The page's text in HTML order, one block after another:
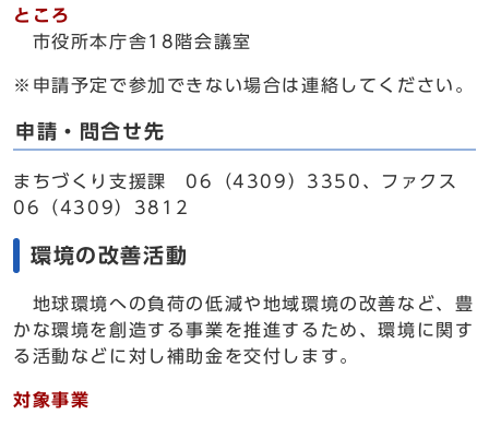
ところ
市役所本庁舎18階会議室
※申請予定で参加できない場合は連絡してください。
申請・問合せ先
まちづくり支援課 06（4309）3350、ファクス
06（4309）3812
環境の改善活動
地球環境への負荷の低減や地域環境の改善など、豊
かな環境を創造する事業を推進するため、環境に関す
る活動などに対し補助金を交付します。
対象事業